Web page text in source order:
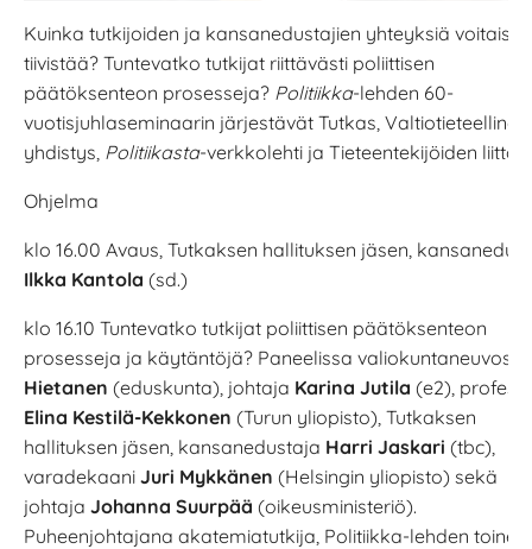
Kuinka tutkijoiden ja kansanedustajien yhteyksiä voitaisiin
tiivistää? Tuntevatko tutkijat riittävästi poliittisen
päätöksenteon prosesseja? Politiikka-lehden 60-
vuotisjuhlaseminaarin järjestävät Tutkas, Valtiotieteellinen
yhdistys, Politiikasta-verkkolehti ja Tieteentekijöiden liitto.
Ohjelma
klo 16.00 Avaus, Tutkaksen hallituksen jäsen,
Ilkka Kantola (sd.)
klo 16.10 Tuntevatko tutkijat poliittisen päätöksenteon
prosesseja ja käytäntöjä? Paneelissa valiokuntaneuvos
Hietanen (eduskunta), johtaja Karina Jutila (e2),
Elina Kestilä-Kekkonen (Turun yliopisto), Tutkaksen
hallituksen jäsen, kansanedustaja Harri Jaskari (tbc),
varadekaani Juri Mykkänen (Helsingin yliopisto) sekä
johtaja Johanna Suurpää (oikeusministeriö).
Puheenjohtajana akatemiatutkija, Politiikka-lehden toinen